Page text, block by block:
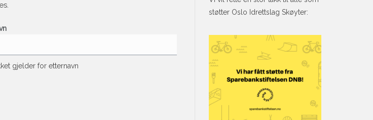
gjelder for etternavn
støtter Oslo Idrettslag Skøyter: